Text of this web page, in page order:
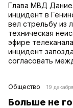
Глава МВД
инцидент в
вел стрельбу из
техническая
эфире
инцидент
согласовать
Общество 19
Больше не